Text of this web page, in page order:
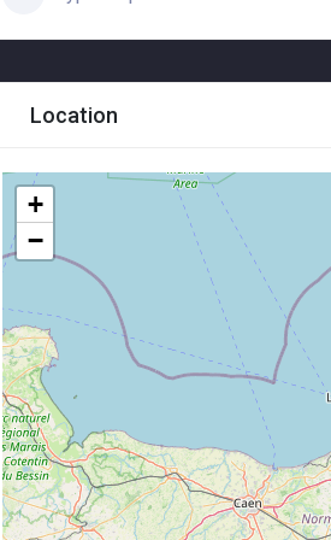
Location
+
−